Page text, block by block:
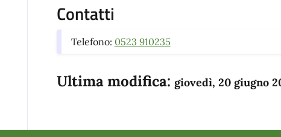
Contatti
Telefono: 0523 910235
Ultima modifica: giovedì, 20 giugno